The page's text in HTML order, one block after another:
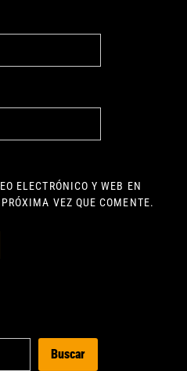
ELECTRÓNICO Y WEB EN
VEZ QUE COMENTE.
Buscar